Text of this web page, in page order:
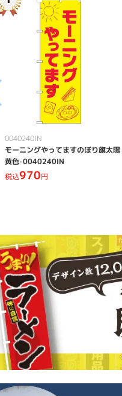
0040240IN
モーニングやってますのぼり旗太陽
黄色-0040240IN
税込970円